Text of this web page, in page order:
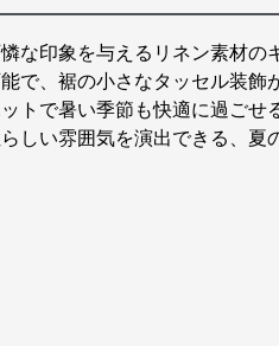
な印象を与えるリネン素材の
で、裾の小さなタッセル装飾
トで暑い季節も快適に過ごせ
しい雰囲気を演出できる、夏